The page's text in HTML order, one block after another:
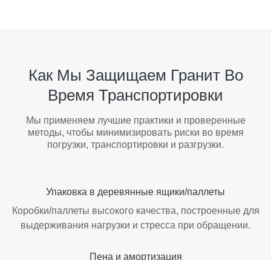
Как Мы Защищаем Гранит Во
Время Транспортировки
Мы применяем лучшие практики и проверенные
методы, чтобы минимизировать риски во время
погрузки, транспортировки и разгрузки.
Упаковка в деревянные ящики/паллеты
Коробки/паллеты высокого качества, построенные для
выдерживания нагрузки и стресса при обращении.
Пена и амортизация